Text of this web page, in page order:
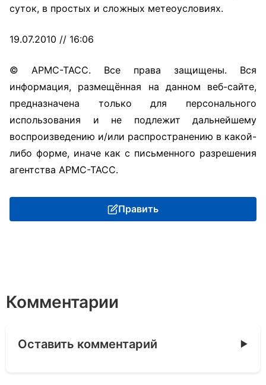
суток, в простых и сложных метеоусловиях.
19.07.2010 // 16:06
© АРМС-ТАСС. Все права защищены. Вся
информация, размещённая на данном веб-сайте,
предназначена только для персонального
использования и не подлежит дальнейшему
воспроизведению и/или распространению в какой-
либо форме, иначе как с письменного разрешения
агентства АРМС-ТАСС.
Править
Комментарии
Оставить комментарий